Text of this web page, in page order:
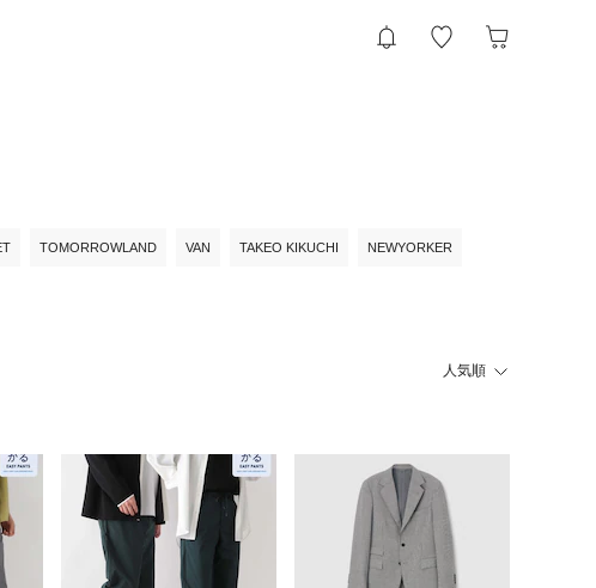
TOMORROWLAND VAN TAKEO KIKUCHI NEWYORKER
人気順